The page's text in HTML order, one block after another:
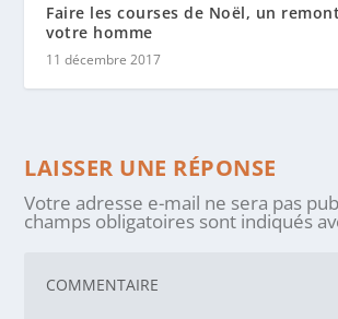
Faire les courses de Noël, un
votre homme
11 décembre 2017
LAISSER UNE RÉPONSE
Votre adresse e-mail ne sera pas
champs obligatoires sont indiqués